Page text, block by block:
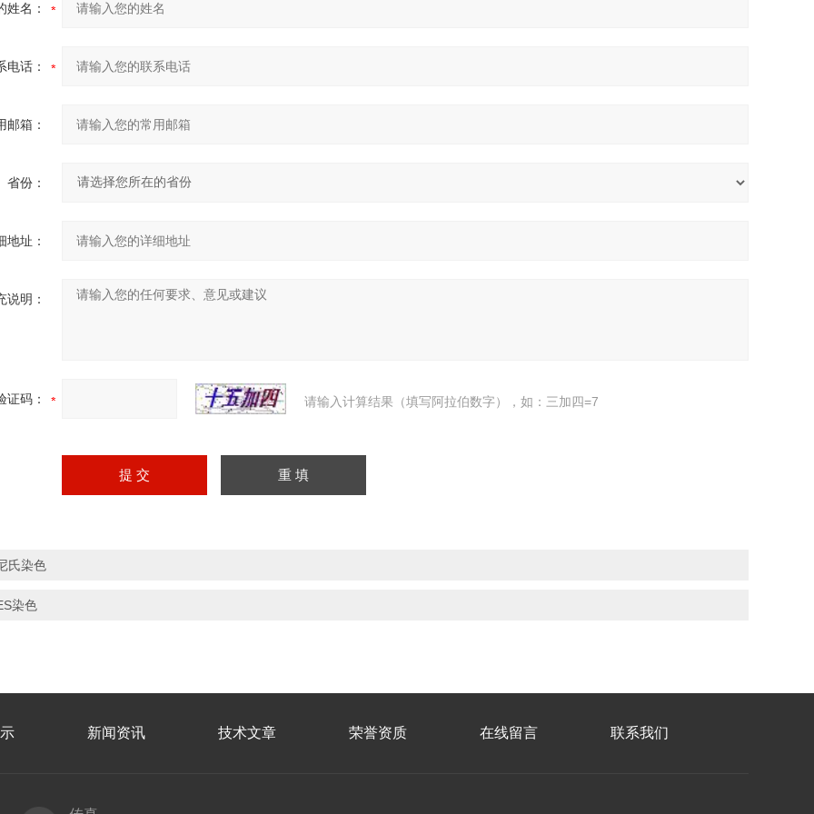
姓名：
电话：
邮箱：
省份：
地址：
说明：
证码： 请输入计算结果（填写阿拉伯数字），如：三加四=7
氏染色
染色
新闻资讯 技术文章 荣誉资质 在线留言 联系我们